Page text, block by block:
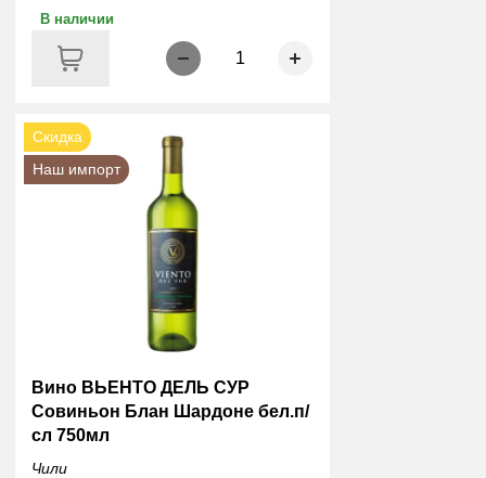
В наличии
1
Скидка
Наш импорт
Вино ВЬЕНТО ДЕЛЬ СУР
Совиньон Блан Шардоне бел.п/
сл 750мл
Чили